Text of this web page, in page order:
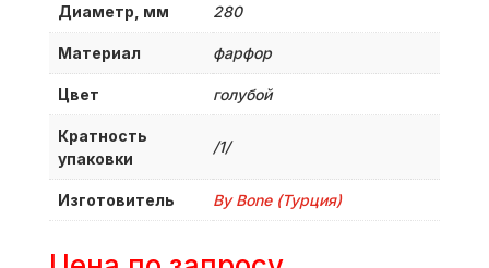
Диаметр, мм 280
Материал фарфор
Цвет голубой
Кратность
упаковки
/1/
Изготовитель By Bone (Турция)